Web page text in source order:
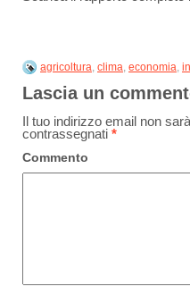
agricoltura, clima, economia,
Lascia un
Il tuo indirizzo email non
contrassegnati *
Commento